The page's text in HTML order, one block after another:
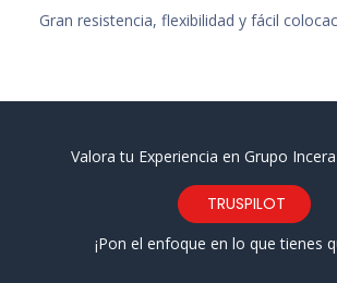
Gran resistencia, flexibilidad y fácil
Valora tu Experiencia en Grupo
TRUSPILOT
¡Pon el enfoque en lo que tienes